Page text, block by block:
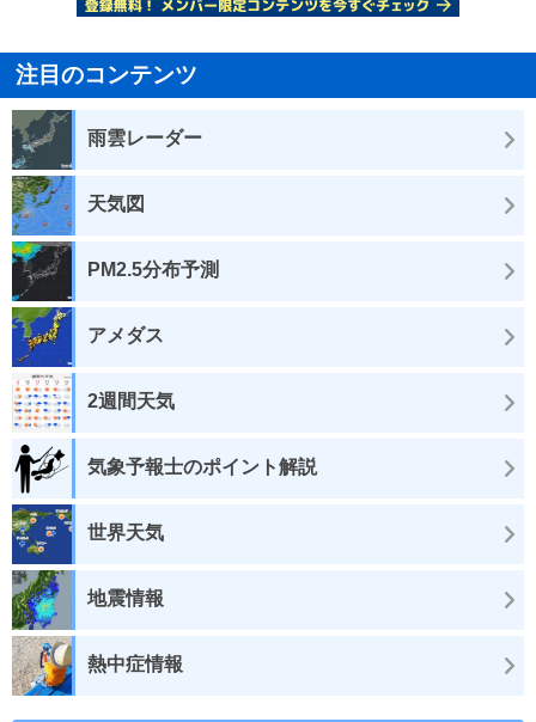
注目のコンテンツ
雨雲レーダー
天気図
PM2.5分布予測
アメダス
2週間天気
気象予報士のポイント解説
世界天気
地震情報
熱中症情報